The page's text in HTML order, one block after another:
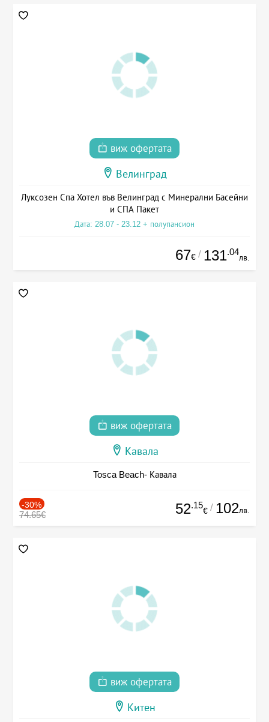
виж офертата
Велинград
Луксозен Спа Хотел във Велинград с Минерални Басейни
и СПА Пакет
Дата: 28.07 - 23.12 + полупансион
67€ / 131.04
лв.
виж офертата
Кавала
Tosca Beach- Кавала
-30%
74.65€ 52.15
€ / 102лв.
виж офертата
Китен